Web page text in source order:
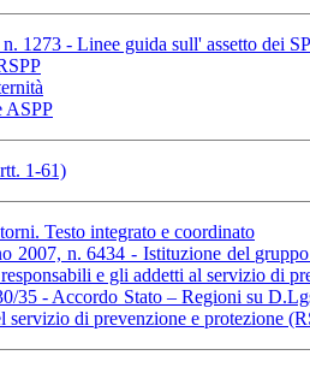
1273 - Linee guida sull' assetto dei
ASPP
1-61)
Testo integrato e coordinato
2007, n. 6434 - Istituzione del
e gli addetti al servizio di
35 - Accordo Stato – Regioni su
di prevenzione e protezione